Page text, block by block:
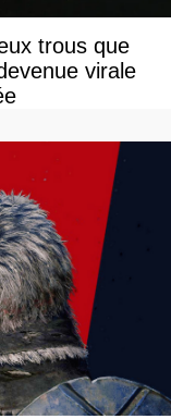
trous que
virale